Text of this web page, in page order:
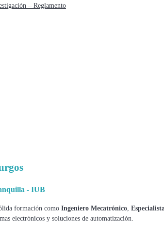
– Reglamento
- IUB
formación como Ingeniero Mecatrónico,
electrónicos y soluciones de automatización.